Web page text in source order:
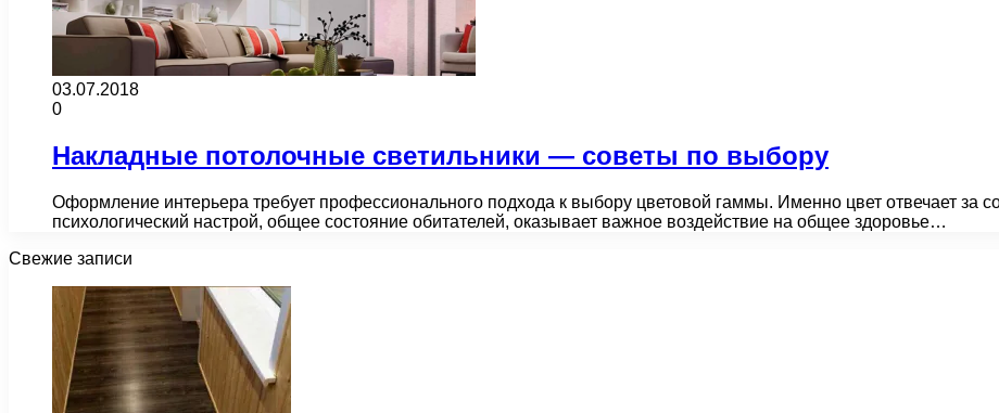
03.07.2018
0
Накладные потолочные светильники — советы по выбору
Оформление интерьера требует профессионального подхода к выбору цветовой гаммы. Именно цвет отвечает за
психологический настрой, общее состояние обитателей, оказывает важное воздействие на общее здоровье…
Свежие записи